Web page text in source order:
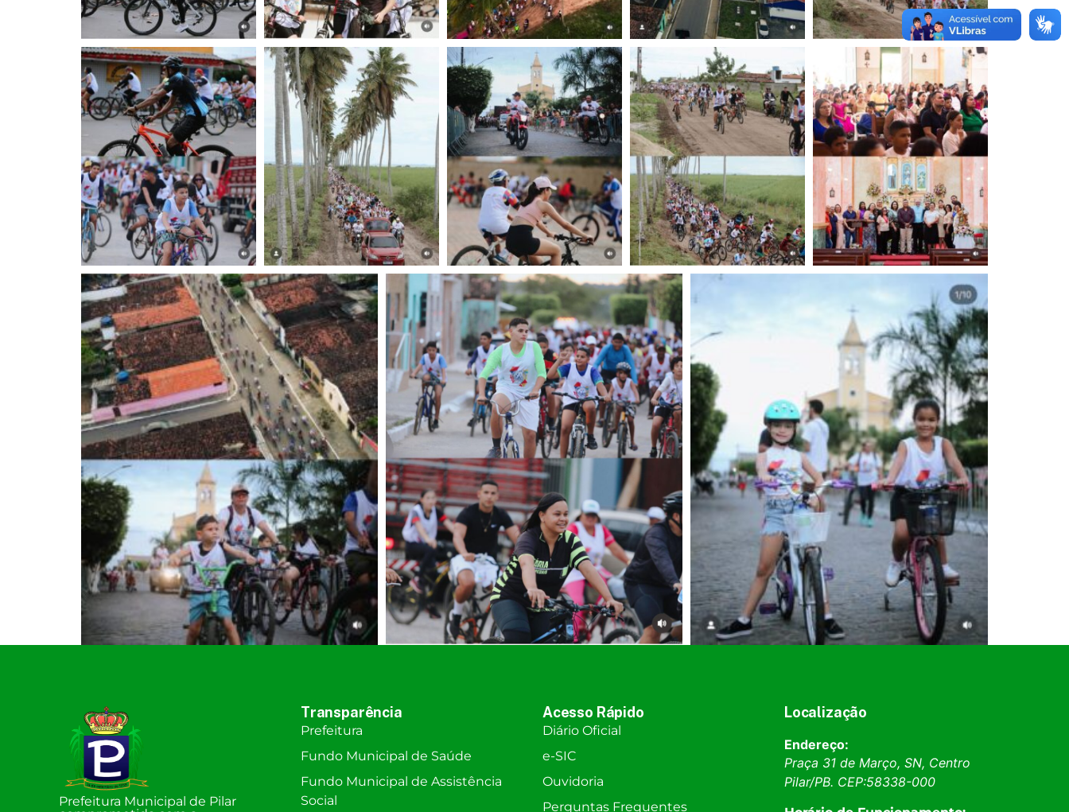
Prefeitura Municipal de Pilar
Transparência
Prefeitura
Fundo Municipal de Saúde
Fundo Municipal de Assistência
Social
Acesso Rápido
Diário Oficial
e-SIC
Ouvidoria
Perguntas Frequentes
Localização
Endereço:
Praça 31 de Março, SN, Centro
Pilar/PB. CEP:58338-000